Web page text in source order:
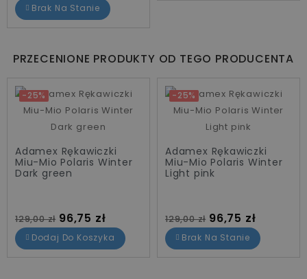
Brak Na Stanie
PRZECENIONE PRODUKTY OD TEGO PRODUCENTA
-25%
Adamex Rękawiczki
Miu-Mio Polaris Winter
Dark green
Cena standardowa
129,00 zł Cena
96,75 zł
Dodaj Do Koszyka
-25%
Adamex Rękawiczki
Miu-Mio Polaris Winter
Light pink
Cena standardowa
129,00 zł Cena
96,75 zł
Brak Na Stanie